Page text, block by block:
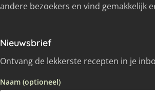
andere bezoekers en vind gemakkelijk
Nieuwsbrief
Ontvang de lekkerste recepten in je
Naam (optioneel)